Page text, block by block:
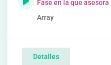
Fase en la que asesora
Array
Detalles